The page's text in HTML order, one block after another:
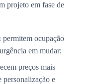
projeto em fase de
permitem ocupação
em mudar;
preços mais
personalização e